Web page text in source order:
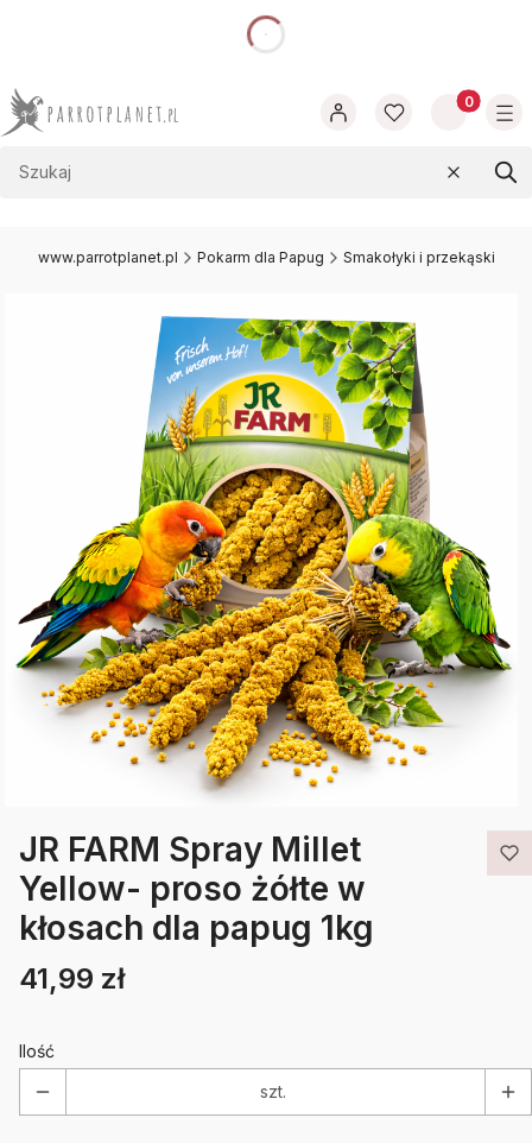
Produkty
Wyczyść
www.parrotplanet.pl Pokarm dla Papug Smakołyki i przekąski dla
JR FARM Spray Millet
Yellow- proso żółte w
kłosach dla papug 1kg
Etykiety
Cena
41,99 zł
Ilość
szt.